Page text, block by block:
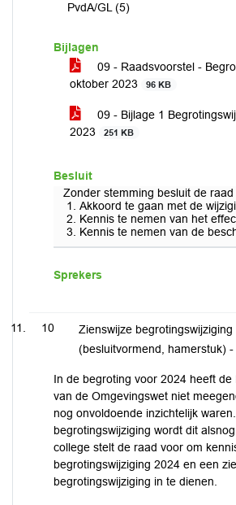
PvdA/GL (5)
Bijlagen
09 - Raadsvoorstel -
oktober 2023
96 KB
09 - Bijlage 1
2023
251 KB
Besluit
Zonder stemming besluit de raad
Akkoord te gaan met de
Kennis te nemen van het
Kennis te nemen van de
Sprekers
10
Zienswijze
(besluitvormend, hamerstuk) -
In de begroting voor 2024 heeft de
van de Omgevingswet niet
nog onvoldoende inzichtelijk
begrotingswijziging wordt dit
college stelt de raad voor om
begrotingswijziging 2024 en een
begrotingswijziging in te dienen.